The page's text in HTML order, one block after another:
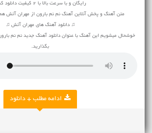
رایگان و با سرعت بالا با 2 کیفیت دانلود کنید
متن آهنگ و پخش آنلاین آهنگ نم نم بارون از مهران آتش
♫ دانلود آهنگ های مهران آتش ♫
خوشحال میشویم این آهنگ با عنوان دانلود آهنگ جدید نم نم
بگذارید.
ادامه مطلب + دانلود